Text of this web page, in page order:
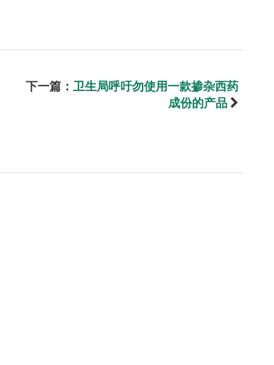
下一篇： 卫生局呼吁勿使用一款掺杂西药
成份的产品